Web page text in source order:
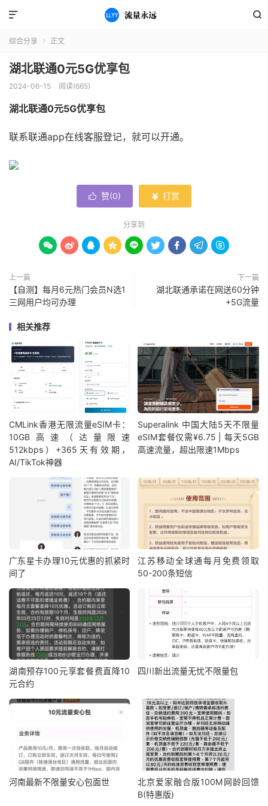


综合分享  正文
湖北联通0元5G优享包
2024-06-15 阅读(665)
湖北联通0元5G优享包
​联系联通app在线客服登记，就可以开通。
 赞(0)  打赏
分享到
        
上一篇
【自测】每月6元热门会员N选1
三网用户均可办理
下一篇
湖北联通承诺在网送60分钟
+5G流量
相关推荐
CMLink香港无限流量eSIM卡：
10GB高速（达量限速
512kbps）+365天有效期，
AI/TikTok神器
Superalink 中国大陆5天不限量
eSIM套餐仅需¥6.75 | 每天5GB
高速流量，超出限速1Mbps
广东星卡办理10元优惠的抓紧时
间了
江苏移动全球通每月免费领取
50-200条短信
湖南预存100元享套餐费直降10
元合约
四川新出流量无忧不限量包
河南最新不限量安心包面世
北京爱家融合版100M网龄回馈
B(特惠版)